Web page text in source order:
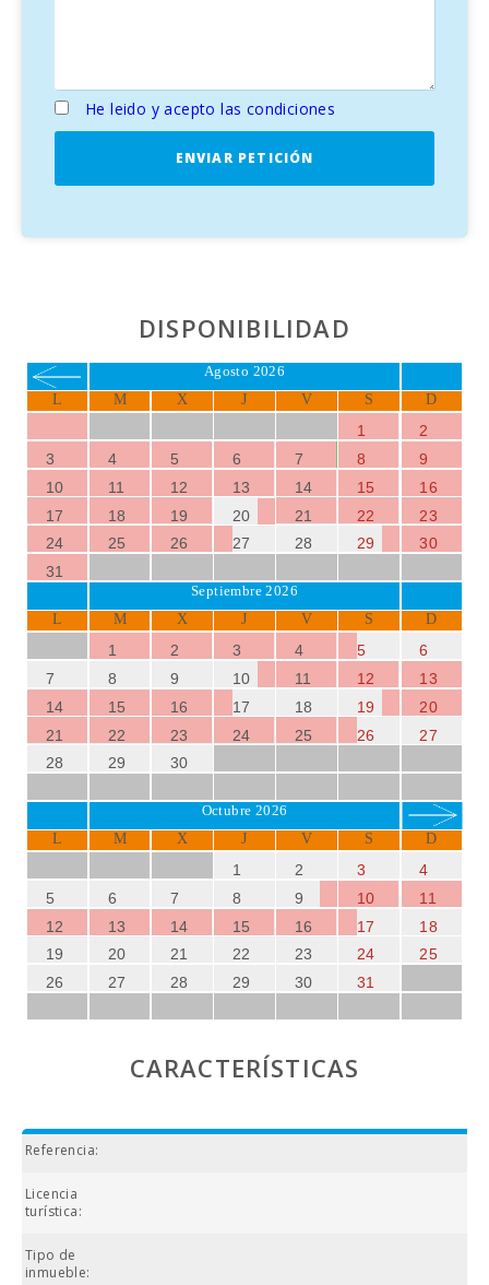
He leido y acepto las condiciones
ENVIAR PETICIÓN
DISPONIBILIDAD
Agosto 2026
L M X J V S D
1
2
3
4 5 6 7 8
9
10
11 12 13 14 15
16
17
18 19 20 21 22
23
24
25 26 27 28 29
30
31
Septiembre 2026
L M X J V S D
1 2 3 4 5
6
7
8 9 10 11 12
13
14
15 16 17 18 19
20
21
22 23 24 25 26
27
28
29 30
Octubre 2026
L M X J V S D
1 2 3
4
5
6 7 8 9 10
11
12
13 14 15 16 17
18
19
20 21 22 23 24
25
26
27 28 29 30 31
CARACTERÍSTICAS
Referencia:
Licencia
turística:
Tipo de
inmueble: